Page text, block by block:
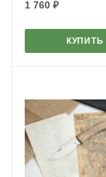
1 760 ₽
КУПИТЬ